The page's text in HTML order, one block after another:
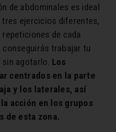
de abdominales es ideal
ejercicios diferentes,
de cada
trabajar tu
agotarlo. Los
centrados en la parte
y los laterales, así
acción en los grupos
de esta zona.